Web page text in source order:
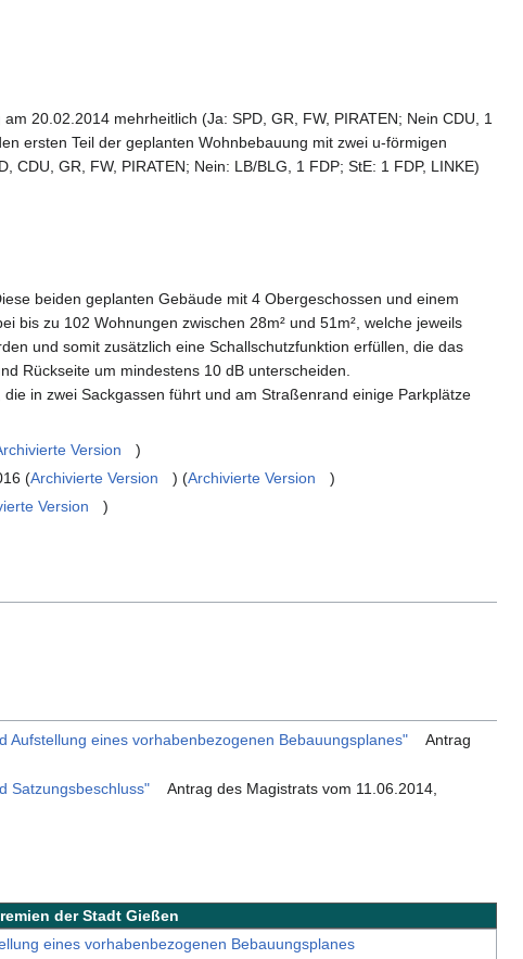
20.02.2014 mehrheitlich (Ja: SPD, GR, FW, PIRATEN; Nein CDU, 1
ersten Teil der geplanten Wohnbebauung mit zwei u-förmigen
GR, FW, PIRATEN; Nein: LB/BLG, 1 FDP; StE: 1 FDP, LINKE)
beiden geplanten Gebäude mit 4 Obergeschossen und einem
bis zu 102 Wohnungen zwischen 28m² und 51m², welche jeweils
und somit zusätzlich eine Schallschutzfunktion erfüllen, die das
Rückseite um mindestens 10 dB unterscheiden.
in zwei Sackgassen führt und am Straßenrand einige Parkplätze
Version
)
(Archivierte Version ) (Archivierte Version
)
Version )
eines vorhabenbezogenen Bebauungsplanes"
Antrag
Satzungsbeschluss"
Antrag des Magistrats vom 11.06.2014,
der Stadt Gießen
eines vorhabenbezogenen Bebauungsplanes